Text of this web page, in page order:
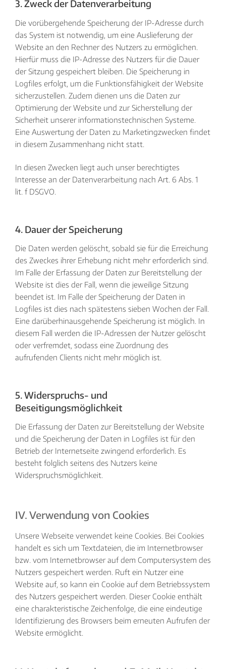
3. Zweck der Datenverarbeitung
Die vorübergehende Speicherung der IP-Adresse durch
das System ist notwendig, um eine Auslieferung der
Website an den Rechner des Nutzers zu ermöglichen.
Hierfür muss die IP-Adresse des Nutzers für die Dauer
der Sitzung gespeichert bleiben. Die Speicherung in
Logfiles erfolgt, um die Funktionsfähigkeit der Website
sicherzustellen. Zudem dienen uns die Daten zur
Optimierung der Website und zur Sicherstellung der
Sicherheit unserer informationstechnischen Systeme.
Eine Auswertung der Daten zu Marketingzwecken findet
in diesem Zusammenhang nicht statt.
In diesen Zwecken liegt auch unser berechtigtes
Interesse an der Datenverarbeitung nach Art. 6 Abs. 1
lit. f DSGVO.
4. Dauer der Speicherung
Die Daten werden gelöscht, sobald sie für die Erreichung
des Zweckes ihrer Erhebung nicht mehr erforderlich sind.
Im Falle der Erfassung der Daten zur Bereitstellung der
Website ist dies der Fall, wenn die jeweilige Sitzung
beendet ist. Im Falle der Speicherung der Daten in
Logfiles ist dies nach spätestens sieben Wochen der Fall.
Eine darüberhinausgehende Speicherung ist möglich. In
diesem Fall werden die IP-Adressen der Nutzer gelöscht
oder verfremdet, sodass eine Zuordnung des
aufrufenden Clients nicht mehr möglich ist.
5. Widerspruchs- und
Beseitigungsmöglichkeit
Die Erfassung der Daten zur Bereitstellung der Website
und die Speicherung der Daten in Logfiles ist für den
Betrieb der Internetseite zwingend erforderlich. Es
besteht folglich seitens des Nutzers keine
Widerspruchsmöglichkeit.
IV. Verwendung von Cookies
Unsere Webseite verwendet keine Cookies. Bei Cookies
handelt es sich um Textdateien, die im Internetbrowser
bzw. vom Internetbrowser auf dem Computersystem des
Nutzers gespeichert werden. Ruft ein Nutzer eine
Website auf, so kann ein Cookie auf dem Betriebssystem
des Nutzers gespeichert werden. Dieser Cookie enthält
eine charakteristische Zeichenfolge, die eine eindeutige
Identifizierung des Browsers beim erneuten Aufrufen der
Website ermöglicht.